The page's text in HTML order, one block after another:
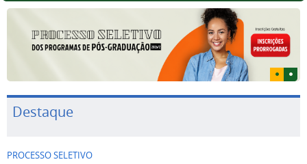
Destaque
PROCESSO SELETIVO